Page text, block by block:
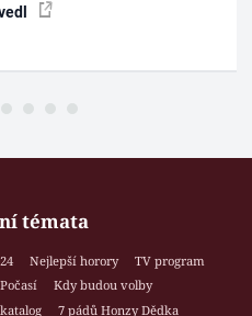
témata
Nejlepší horory
TV program
Počasí
Kdy budou volby
7 pádů Honzy Dědka